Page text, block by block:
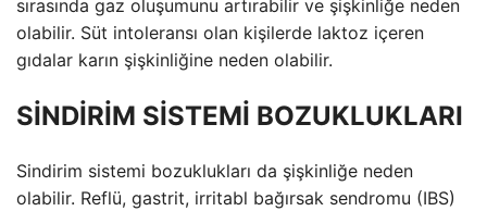
sırasında gaz oluşumunu artırabilir ve şişkinliğe neden
olabilir. Süt intoleransı olan kişilerde laktoz içeren
gıdalar karın şişkinliğine neden olabilir.
SİNDİRİM SİSTEMİ BOZUKLUKLARI
Sindirim sistemi bozuklukları da şişkinliğe neden
olabilir. Reflü, gastrit, irritabl bağırsak sendromu (IBS)